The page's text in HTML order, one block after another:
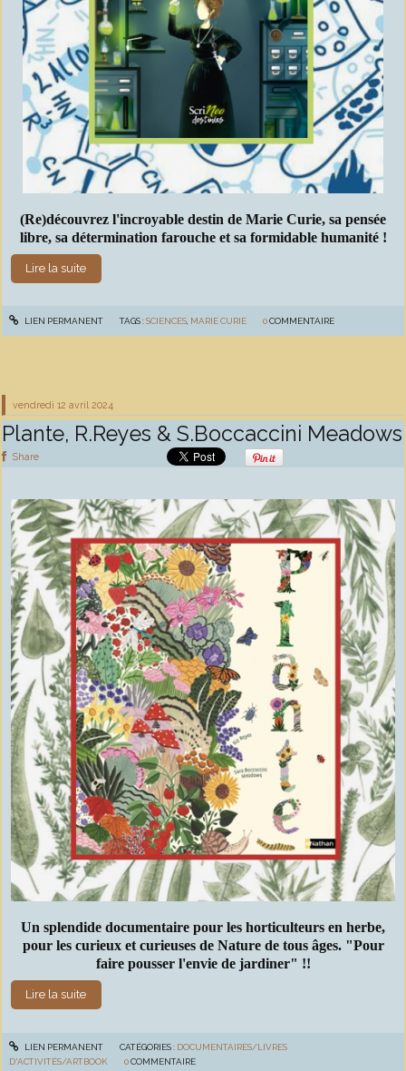
(Re)découvrez l'incroyable destin de Marie Curie, sa pensée
libre, sa détermination farouche et sa formidable humanité !
Lire la suite
LIEN PERMANENT TAGS :SCIENCES, MARIE CURIE 0COMMENTAIRE
vendredi 12 avril 2024
Plante, R.Reyes & S.Boccaccini Meadows
Share
Un splendide documentaire pour les horticulteurs en herbe,
pour les curieux et curieuses de Nature de tous âges. "Pour
faire pousser l'envie de jardiner" !!
Lire la suite
LIEN PERMANENT CATÉGORIES : DOCUMENTAIRES/LIVRES
D'ACTIVITÉS/ARTBOOK
0 COMMENTAIRE